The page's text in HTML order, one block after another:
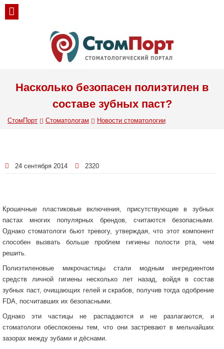
Насколько безопасен полиэтилен в
составе зубных паст?
СтомПорт Стоматологам Новости стоматологии
24 сентября 2014 2320
Крошечные пластиковые включения, присутствующие в зубных
пастах многих популярных брендов, считаются безопасными.
Однако стоматологи бьют тревогу, утверждая, что этот компонент
способен вызвать больше проблем гигиены полости рта, чем
решить.
Полиэтиленовые микрочастицы стали модным ингредиентом
средств личной гигиены несколько лет назад, войдя в состав
зубных паст, очищающих гелей и скрабов, получив тогда одобрение
FDA, посчитавших их безопасными.
Однако эти частицы не распадаются и не разлагаются, и
стоматологи обеспокоены тем, что они застревают в мельчайших
зазорах между зубами и дёснами.